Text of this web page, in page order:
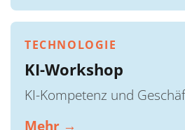
TECHNOLOGIE
KI-Workshop
KI-Kompetenz und
Mehr →